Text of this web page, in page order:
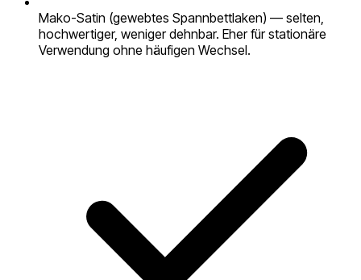
Mako-Satin (gewebtes Spannbettlaken) — selten,
hochwertiger, weniger dehnbar. Eher für stationäre
Verwendung ohne häufigen Wechsel.